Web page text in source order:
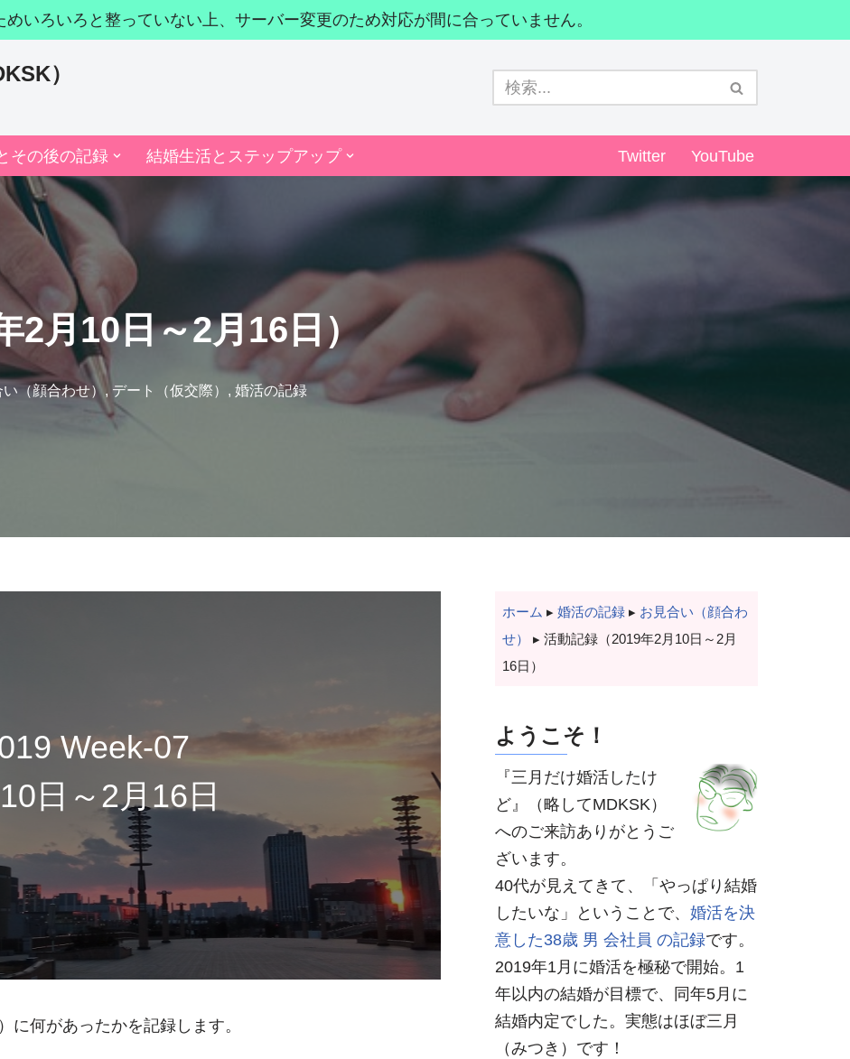
めいろいろと整っていない上、サーバー変更のため対応が間に合っていません。
）
その後の記録 結婚生活とステップアップ Twitter YouTube
2月10日～2月16日）
い（顔合わせ）, デート（仮交際） , 婚活の記録
Week-07
日～2月16日
に何があったかを記録します。
ホーム ▸ 婚活の記録▸ お見合い（顔合わ
せ）
▸ 活動記録（2019年2月10日～2月
16日）
ようこそ！
『三月だけ婚活したけ
ど』（略してMDKSK）
へのご来訪ありがとうご
ざいます。
40代が見えてきて、「やっぱり結婚
したいな」ということで、 婚活を決
意した38歳 男 会社員 の記録です。
2019年1月に婚活を極秘で開始。1
年以内の結婚が目標で、同年5月に
結婚内定でした。実態はほぼ三月
（みつき）です！